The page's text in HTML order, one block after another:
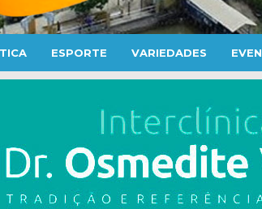
ESPORTE VARIEDADES